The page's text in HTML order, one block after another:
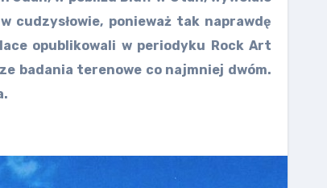
cudzysłowie, ponieważ tak naprawdę
opublikowali w periodyku Rock Art
badania terenowe co najmniej dwóm.